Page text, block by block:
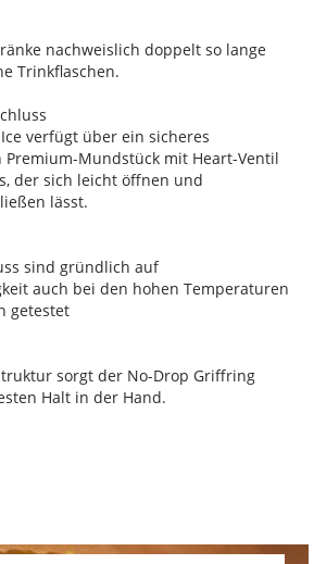
nachweislich doppelt so lange
Trinkflaschen.
verfügt über ein sicheres
Premium-Mundstück mit Heart-Ventil
der sich leicht öffnen und
lässt.
sind gründlich auf
auch bei den hohen Temperaturen
getestet
sorgt der No-Drop Griffring
Halt in der Hand.